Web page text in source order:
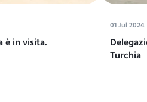
è in visita.
01 Jul 2024
Turchia